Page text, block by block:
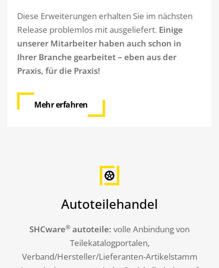
Diese Erweiterungen erhalten Sie im nächsten
Release problemlos mit ausgeliefert. Einige
unserer Mitarbeiter haben auch schon in
Ihrer Branche gearbeitet – eben aus der
Praxis, für die Praxis!
Mehr erfahren
Autoteilehandel
SHCware® autoteile: volle Anbindung von
Teilekatalogportalen,
Verband/Hersteller/Lieferanten-Artikelstamm